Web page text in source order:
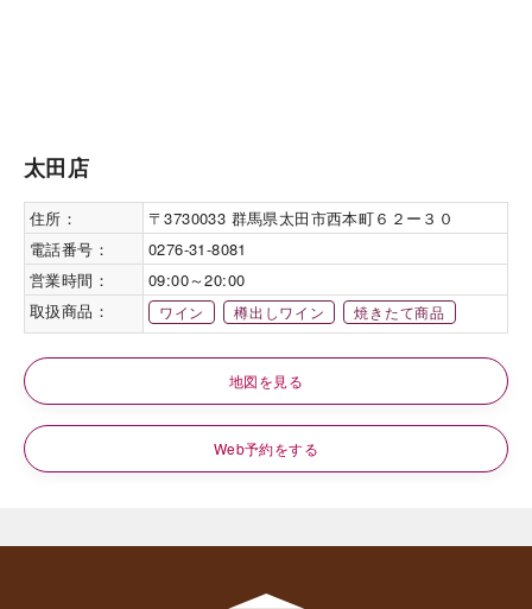
太田店
住所：
〒3730033 群馬県太田市西本町６２ー３０
電話番号：
0276-31-8081
営業時間：
09:00～20:00
取扱商品：
ワイン 樽出しワイン 焼きたて商品
地図を見る
Web予約をする